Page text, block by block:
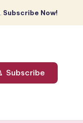
Subscribe Now!
Subscribe